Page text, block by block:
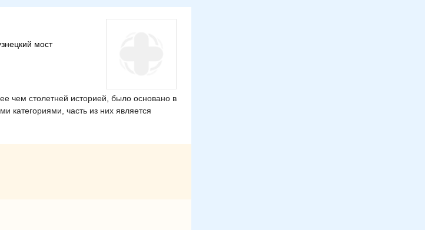
мост
чем столетней историей, было основано в
категориями, часть из них является